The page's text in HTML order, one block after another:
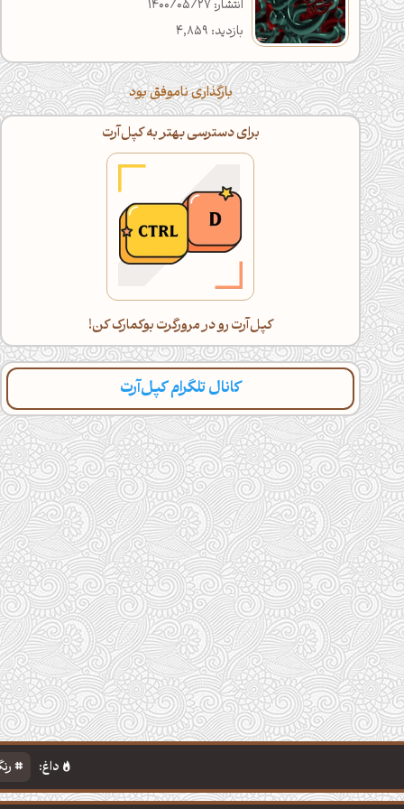
انتشار: 1400/05/27
بازدید: 4,859
بارگذاری ناموفق بود
برای دسترسی بهتر به کپل‌آرت
کپل‌آرت رو در مرورگرت بوکمارک کن!
کانال تلگرام کپل‌آرت
داغ: